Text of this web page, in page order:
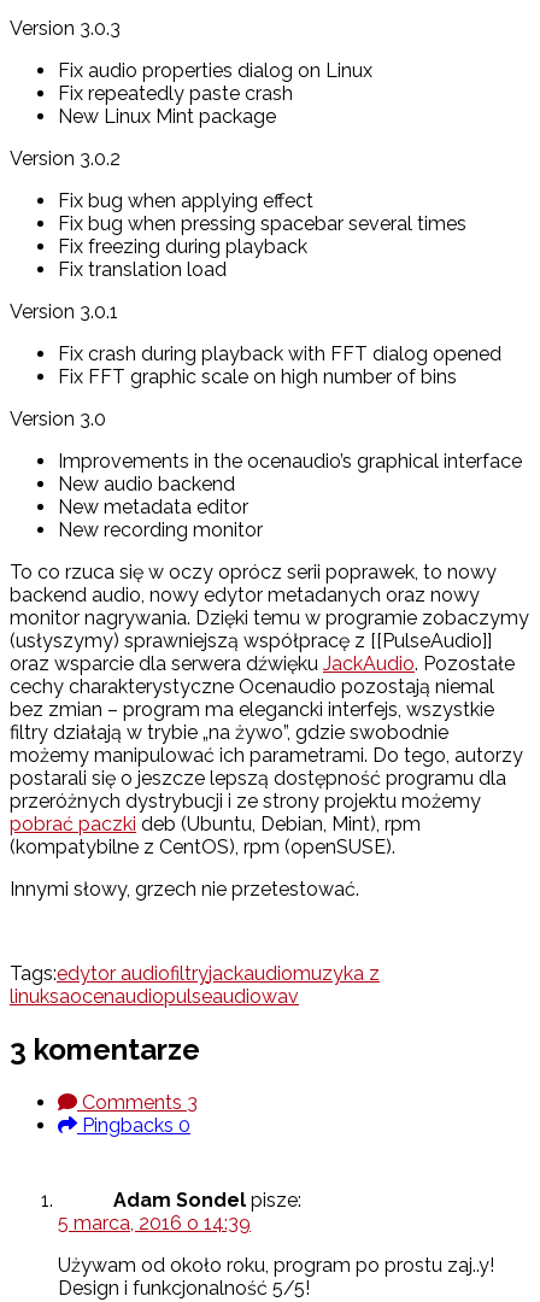
Version 3.0.3
Fix audio properties dialog on Linux
Fix repeatedly paste crash
New Linux Mint package
Version 3.0.2
Fix bug when applying effect
Fix bug when pressing spacebar several times
Fix freezing during playback
Fix translation load
Version 3.0.1
Fix crash during playback with FFT dialog opened
Fix FFT graphic scale on high number of bins
Version 3.0
Improvements in the ocenaudio’s graphical interface
New audio backend
New metadata editor
New recording monitor
To co rzuca się w oczy oprócz serii poprawek, to nowy
backend audio, nowy edytor metadanych oraz nowy
monitor nagrywania. Dzięki temu w programie zobaczymy
(usłyszymy) sprawniejszą współpracę z [[PulseAudio]]
oraz wsparcie dla serwera dźwięku JackAudio. Pozostałe
cechy charakterystyczne Ocenaudio pozostają niemal
bez zmian – program ma elegancki interfejs, wszystkie
filtry działają w trybie „na żywo”, gdzie swobodnie
możemy manipulować ich parametrami. Do tego, autorzy
postarali się o jeszcze lepszą dostępność programu dla
przeróżnych dystrybucji i ze strony projektu możemy
pobrać paczki deb (Ubuntu, Debian, Mint), rpm
(kompatybilne z CentOS), rpm (openSUSE).
Innymi słowy, grzech nie przetestować.
Tags:edytor audiofiltryjackaudiomuzyka z
linuksaocenaudiopulseaudiowav
3 komentarze
Comments 3
Pingbacks 0
Adam Sondel pisze:
5 marca, 2016 o 14:39
Używam od około roku, program po prostu zaj..y!
Design i funkcjonalność 5/5!